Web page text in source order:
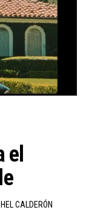
el
CALDERÓN